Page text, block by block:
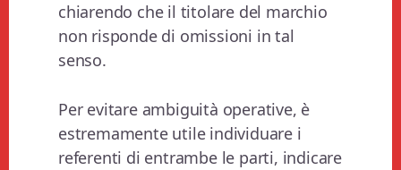
chiarendo che il titolare del marchio
non risponde di omissioni in tal
senso.
Per evitare ambiguità operative, è
estremamente utile individuare i
referenti di entrambe le parti, indicare